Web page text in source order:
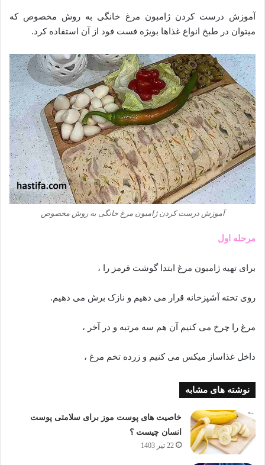
آموزش درست کردن ژامبون مرغ خانگی به روش مخصوص که
میتوان در طبخ انواع غذاها بویژه فست فود از آن استفاده کرد.
آموزش درست کردن ژامبون مرغ خانگی به روش مخصوص
مرحله اول
برای تهیه ژامبون مرغ ابتدا گوشت قرمز را ،
روی تخته آشپزخانه قرار می دهیم و نازک برش می دهیم.
مرغ را چرخ می کنیم آن هم سه مرتبه و در آخر ،
داخل غذاساز میکس می کنیم و زرده تخم مرغ ،
نوشته های مشابه
خاصیت های پوست موز برای سلامتی پوست
انسان چیست ؟
22 تیر 1403